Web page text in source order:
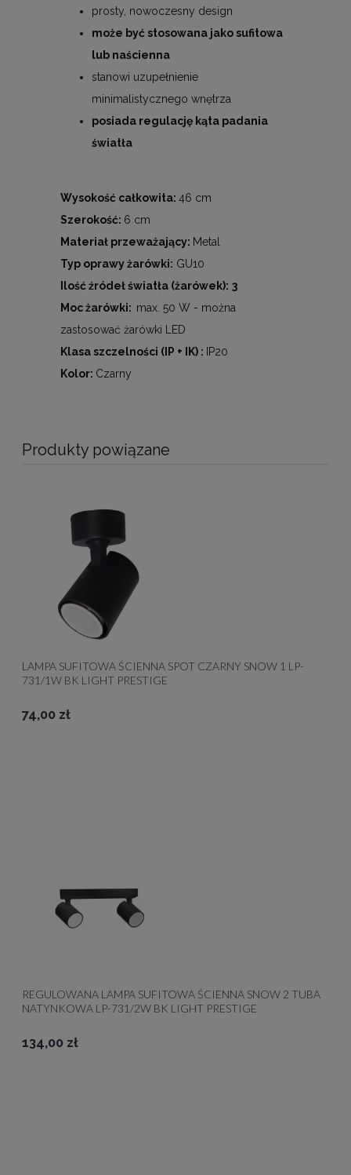
prosty, nowoczesny design
może być stosowana jako sufitowa
lub naścienna
stanowi uzupełnienie
minimalistycznego wnętrza
posiada regulację kąta padania
światła
Wysokość całkowita: 46 cm
Szerokość: 6 cm
Materiał przeważający: Metal
Typ oprawy żarówki: GU10
Ilość źródeł światła (żarówek): 3
Moc żarówki: max. 50 W - można
zastosować żarówki LED
Klasa szczelności (IP + IK) : IP20
Kolor: Czarny
Produkty powiązane
LAMPA SUFITOWA ŚCIENNA SPOT CZARNY SNOW 1 LP-
731/1W BK LIGHT PRESTIGE
74,00 zł
REGULOWANA LAMPA SUFITOWA ŚCIENNA SNOW 2 TUBA
NATYNKOWA LP-731/2W BK LIGHT PRESTIGE
134,00 zł